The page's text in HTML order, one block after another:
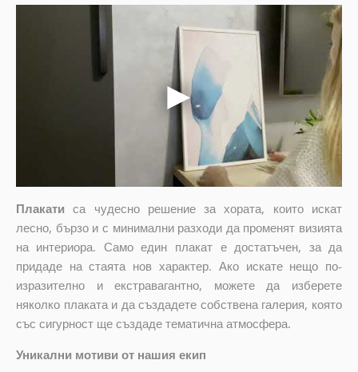
Плакати са чудесно решение за хората, които искат
лесно, бързо и с минимални разходи да променят визията
на интериора. Само един плакат е достатъчен, за да
придаде на стаята нов характер. Ако искате нещо по-
изразително и екстравагантно, можете да изберете
няколко плаката и да създадете собствена галерия, която
със сигурност ще създаде тематична атмосфера.
Уникални мотиви от нашия екип